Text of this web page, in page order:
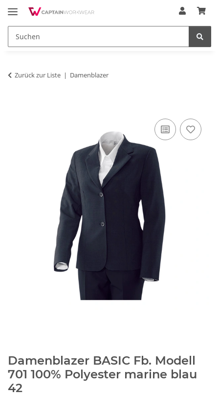
Zurück zur Liste Damenblazer
Damenblazer BASIC Fb. Modell
701 100% Polyester marine blau
42